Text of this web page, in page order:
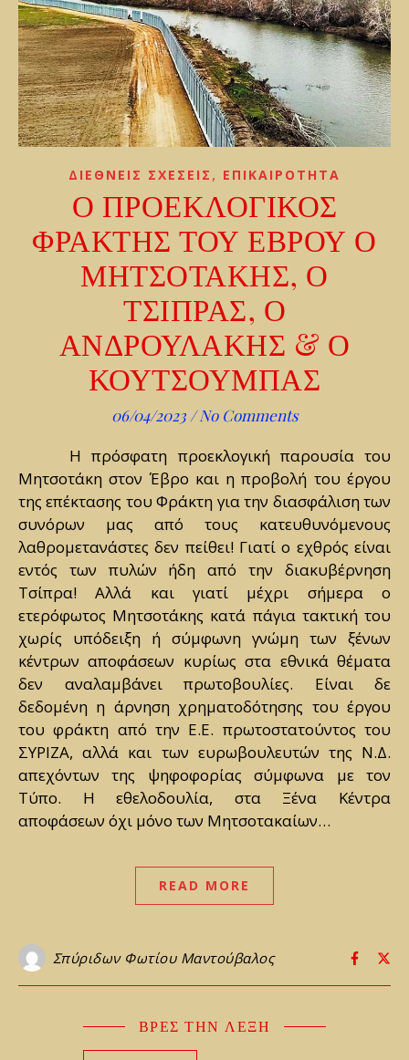
ΔΙΕΘΝΕΙΣ ΣΧΕΣΕΙΣ , ΕΠΙΚΑΙΡΟΤΗΤΑ
Ο ΠΡΟΕΚΛΟΓΙΚΟΣ
ΦΡΑΚΤΗΣ ΤΟΥ ΕΒΡΟΥ Ο
ΜΗΤΣΟΤΑΚΗΣ, Ο
ΤΣΙΠΡΑΣ, Ο
ΑΝΔΡΟΥΛΑΚΗΣ & Ο
ΚΟΥΤΣΟΥΜΠΑΣ
06/04/2023 / No Comments
Η πρόσφατη προεκλογική παρουσία του
Μητσοτάκη στον Έβρο και η προβολή του έργου
της επέκτασης του Φράκτη για την διασφάλιση των
συνόρων μας από τους κατευθυνόμενους
λαθρομετανάστες δεν πείθει! Γιατί ο εχθρός είναι
εντός των πυλών ήδη από την διακυβέρνηση
Τσίπρα! Αλλά και γιατί μέχρι σήμερα ο
ετερόφωτος Μητσοτάκης κατά πάγια τακτική του
χωρίς υπόδειξη ή σύμφωνη γνώμη των ξένων
κέντρων αποφάσεων κυρίως στα εθνικά θέματα
δεν αναλαμβάνει πρωτοβουλίες. Είναι δε
δεδομένη η άρνηση χρηματοδότησης του έργου
του φράκτη από την Ε.Ε. πρωτοστατούντος του
ΣΥΡΙΖΑ, αλλά και των ευρωβουλευτών της Ν.Δ.
απεχόντων της ψηφοφορίας σύμφωνα με τον
Τύπο. Η εθελοδουλία, στα Ξένα Κέντρα
αποφάσεων όχι μόνο των Μητσοτακαίων…
READ MORE
Σπύριδων Φωτίου Μαντούβαλος
ΒΡΕΣ ΤΗΝ ΛΕΞΗ